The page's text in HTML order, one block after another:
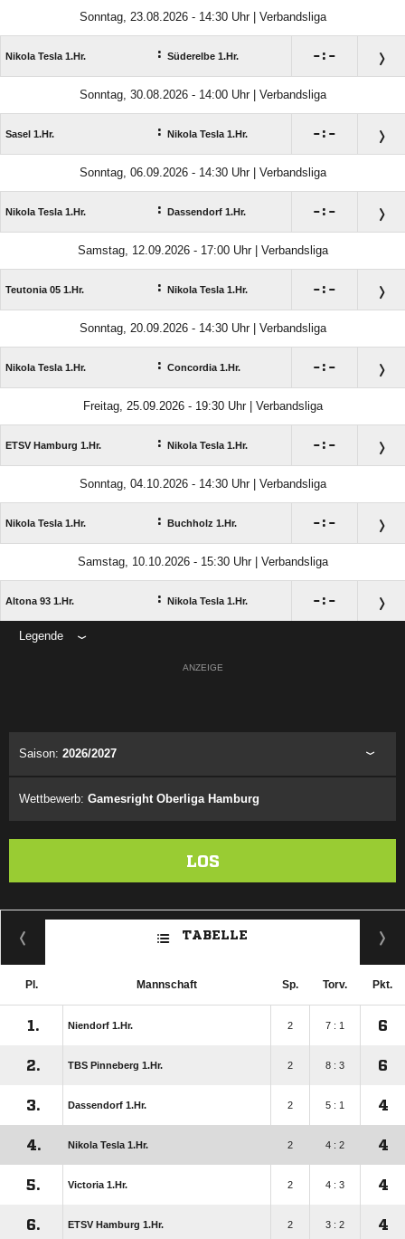
Sonntag, 23.08.2026 - 14:30 Uhr | Verbandsliga
Nikola Tesla 1.Hr. : Süderelbe 1.Hr. : 
Sonntag, 30.08.2026 - 14:00 Uhr | Verbandsliga
Sasel 1.Hr. : Nikola Tesla 1.Hr. : 
Sonntag, 06.09.2026 - 14:30 Uhr | Verbandsliga
Nikola Tesla 1.Hr. : Dassendorf 1.Hr. : 
Samstag, 12.09.2026 - 17:00 Uhr | Verbandsliga
Teutonia 05 1.Hr. : Nikola Tesla 1.Hr. : 
Sonntag, 20.09.2026 - 14:30 Uhr | Verbandsliga
Nikola Tesla 1.Hr. : Concordia 1.Hr. : 
Freitag, 25.09.2026 - 19:30 Uhr | Verbandsliga
ETSV Hamburg 1.Hr. : Nikola Tesla 1.Hr. : 
Sonntag, 04.10.2026 - 14:30 Uhr | Verbandsliga
Nikola Tesla 1.Hr. : Buchholz 1.Hr. : 
Samstag, 10.10.2026 - 15:30 Uhr | Verbandsliga
Altona 93 1.Hr. : Nikola Tesla 1.Hr. : 
Legende
ANZEIGE
Saison: 2026/2027
Wettbewerb: Gamesright Oberliga Hamburg
LOS
TABELLE
Pl. Mannschaft Sp. Torv. Pkt.
1. Niendorf 1.Hr. 2 7 : 1 6
2. TBS Pinneberg 1.Hr. 2 8 : 3 6
3. Dassendorf 1.Hr. 2 5 : 1 4
4. Nikola Tesla 1.Hr. 2 4 : 2 4
5. Victoria 1.Hr. 2 4 : 3 4
6. ETSV Hamburg 1.Hr. 2 3 : 2 4